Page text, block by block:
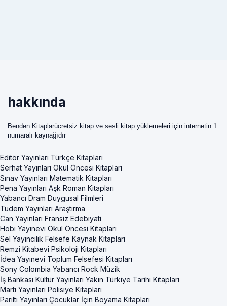
hakkında
Benden Kitaplarücretsiz kitap ve sesli kitap yüklemeleri için internetin 1
numaralı kaynağıdır
Editör Yayınları Türkçe Kitapları
Serhat Yayınları Okul Öncesi Kitapları
Sınav Yayınları Matematik Kitapları
Pena Yayınları Aşk Roman Kitapları
Yabancı Dram Duygusal Filmleri
Tudem Yayınları Araştırma
Can Yayınları Fransiz Edebiyati
Hobi Yayınevi Okul Öncesi Kitapları
Sel Yayıncılık Felsefe Kaynak Kitapları
Remzi Kitabevi Psikoloji Kitapları
İdea Yayınevi Toplum Felsefesi Kitapları
Sony Colombia Yabancı Rock Müzik
İş Bankası Kültür Yayınları Yakın Türkiye Tarihi Kitapları
Martı Yayınları Polisiye Kitapları
Parıltı Yayınları Çocuklar İçin Boyama Kitapları